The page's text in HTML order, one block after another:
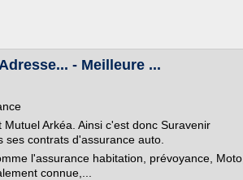
- Meilleure ...
Arkéa. Ainsi c'est donc Suravenir
contrats d'assurance auto.
l'assurance habitation, prévoyance, Moto,
connue,...